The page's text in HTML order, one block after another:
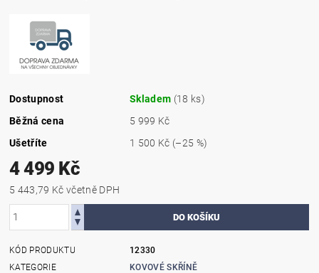
Dostupnost Skladem (18 ks)
Běžná cena
5 999 Kč
Ušetříte
1 500 Kč (–25 %)
4 499 Kč
5 443,79 Kč včetně DPH
KÓD PRODUKTU
12330
KATEGORIE
KOVOVÉ SKŘÍNĚ